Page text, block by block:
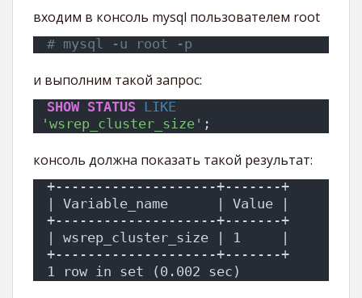
входим в консоль mysql пользователем root
# mysql -u root -p
и выполним такой запрос:
SHOW STATUS LIKE
'wsrep_cluster_size' ;
консоль должна показать такой результат:
+--------------------+-------+
| Variable_name      | Value |
+--------------------+-------+
| wsrep_cluster_size | 1     |
+--------------------+-------+
1 row in set (0.002 sec)